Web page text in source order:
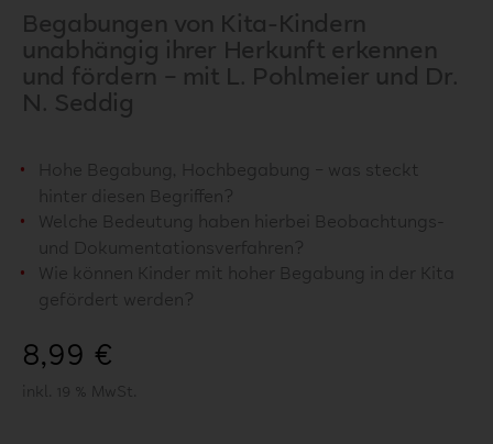
Begabungen von Kita-Kindern
unabhängig ihrer Herkunft erkennen
und fördern – mit L. Pohlmeier und Dr.
N. Seddig
Hohe Begabung, Hochbegabung – was steckt
hinter diesen Begriffen?
Welche Bedeutung haben hierbei Beobachtungs-
und Dokumentationsverfahren?
Wie können Kinder mit hoher Begabung in der Kita
gefördert werden?
8,99 €
inkl. 19 % MwSt.